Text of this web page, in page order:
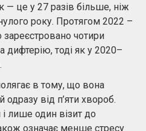
це у 27 разів більше, ніж
року. Протягом 2022 –
чотири
тоді як у 2020–
в тому, що вона
одразу від п’яти хвороб.
лише один візит до
означає менше стресу